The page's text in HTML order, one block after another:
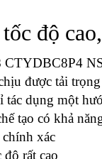
độ
được tải
tác dụng một
tạo có khả
xác
rất cao